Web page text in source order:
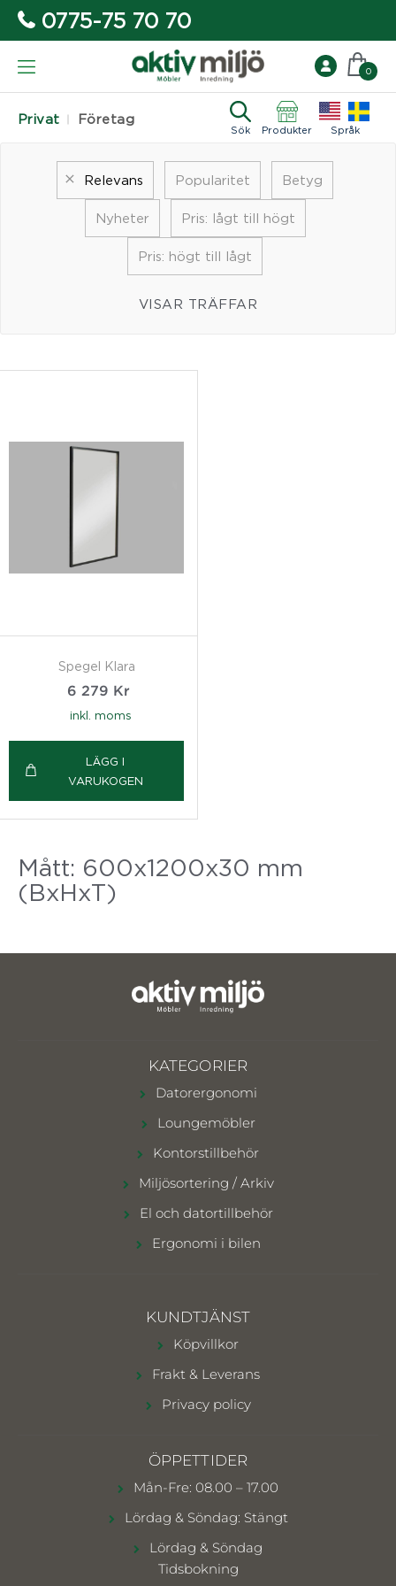
0775-75 70 70
Privat Företag
Sök Produkter Språk
0
Relevans Popularitet Betyg
Nyheter Pris: lågt till högt
Pris: högt till lågt
VISAR TRÄFFAR
Spegel Klara
6 279 Kr
inkl. moms
LÄGG I
VARUKOGEN
Mått: 600x1200x30 mm
(BxHxT)
KATEGORIER
Datorergonomi
Loungemöbler
Kontorstillbehör
Miljösortering / Arkiv
El och datortillbehör
Ergonomi i bilen
KUNDTJÄNST
Köpvillkor
Frakt & Leverans
Privacy policy
ÖPPETTIDER
Mån-Fre: 08.00 – 17.00
Lördag & Söndag: Stängt
Lördag & Söndag
Tidsbokning